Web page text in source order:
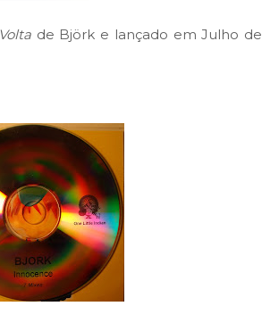
Voltade Björk e lançado em Julho de